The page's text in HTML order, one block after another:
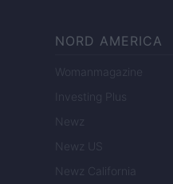
NORD AMERICA
Womanmagazine
Investing Plus
Newz
Newz US
Newz California